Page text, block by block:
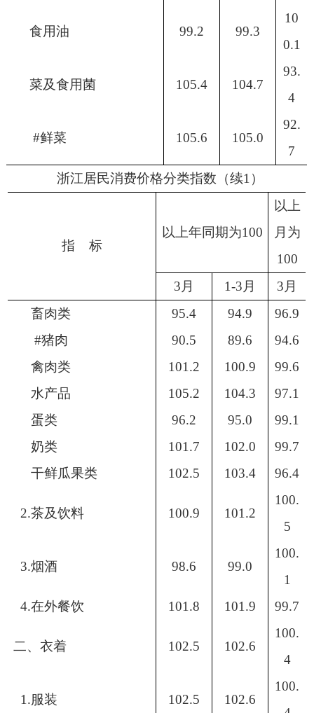
食用油 99.2 99.3
10
0.1
菜及食用菌 105.4 104.7
93.
4
#鲜菜 105.6 105.0
92.
7
浙江居民消费价格分类指数（续1）
指 标
以上年同期为100
以上
月为
100
3月
1-3月
3月
畜肉类
95.4 94.9
96.9
#猪肉
90.5 89.6
94.6
禽肉类
101.2 100.9
99.6
水产品
105.2 104.3
97.1
蛋类
96.2 95.0
99.1
奶类
101.7 102.0
99.7
干鲜瓜果类
102.5 103.4 96.4
2.茶及饮料 100.9 101.2
100.
5
3.烟酒 98.6 99.0
100.
1
4.在外餐饮
101.8 101.9 99.7
二、衣着 102.5 102.6
100.
4
1.服装 102.5 102.6
100.